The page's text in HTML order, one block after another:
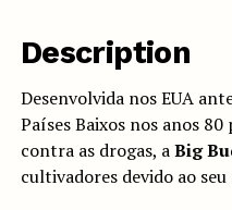
Description
Desenvolvida nos EUA
Países Baixos nos anos
contra as drogas, aBig
cultivadores devido ao